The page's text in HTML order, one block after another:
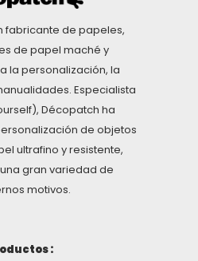
fabricante de papeles,
de papel maché y
la personalización, la
Especialista
Décopatch ha
de objetos
ultrafino y resistente,
gran variedad de
motivos.
: